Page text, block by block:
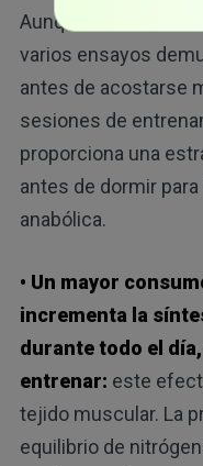
Aunque la revisión
varios ensayos
antes de acostarse
sesiones de
proporciona una
antes de dormir
anabólica.
• Un mayor
incrementa la
durante todo el
entrenar: este
tejido muscular. La
equilibrio de